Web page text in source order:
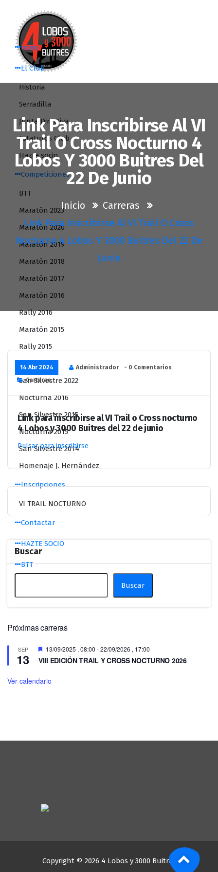
contenido
Inicio
El Club
Historia
Serradilla
Junta Directiva
Estatutos Club
Hazte socio
Competiciones
BTT
Maratón 2023
Maratón 2020
Maratón 2019
Maratón 2018
Maratón 2017
Maratón 2016
Rally 2016
Maratón 2015
Rally 2015
Carreras
San Silvestre 2022
Nocturna 2016
San Silvestre 2015
Nocturna 2015
San Silvestre 2014
Homenaje J. Hernández
Inscripciones
VI TRAIL NOCTURNO
Contactar
HAZTE SOCIO
BTT
Link Para Inscribirse Al VI
Trail O Cross Nocturno 4
Lobos Y 3000 Buitres Del
22 De Junio
Inicio
Carreras
Link Para Inscribirse Al VI Trail O Cross
Nocturno 4 Lobos Y 3000 Buitres Del 22 De
Junio
14 Abr 2024 Administrador
- 0 Comentarios
Carreras
Link para inscribirse al VI Trail o Cross nocturno
4 Lobos y 3000 Buitres del 22 de junio
Pulsar para inscribirse
Buscar
Buscar
Próximas carreras
SEP
13
Destacado
13/09/2025 , 08:00 -22/09/2026 , 17:00
VIII EDICIÓN TRAIL Y CROSS NOCTURNO 2026
Ver calendario
Copyright © 2026 4 Lobos y 3000 Buitres